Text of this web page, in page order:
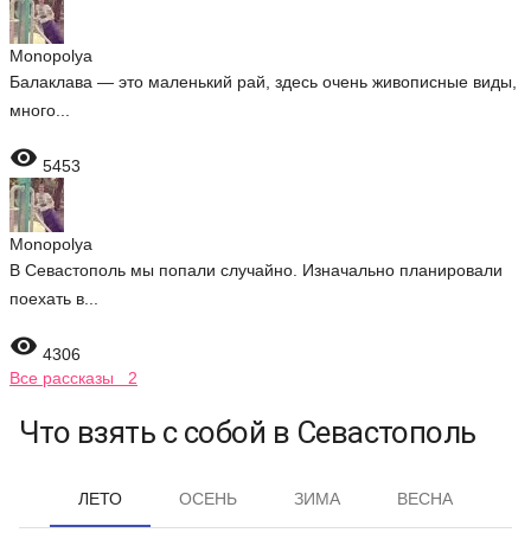
Monopolya
Балаклава — это маленький рай, здесь очень живописные виды,
много...
 5453
Monopolya
В Севастополь мы попали случайно. Изначально планировали
поехать в...
 4306
Все рассказы 2
Что взять с собой в Севастополь
ЛЕТО ОСЕНЬ ЗИМА ВЕСНА